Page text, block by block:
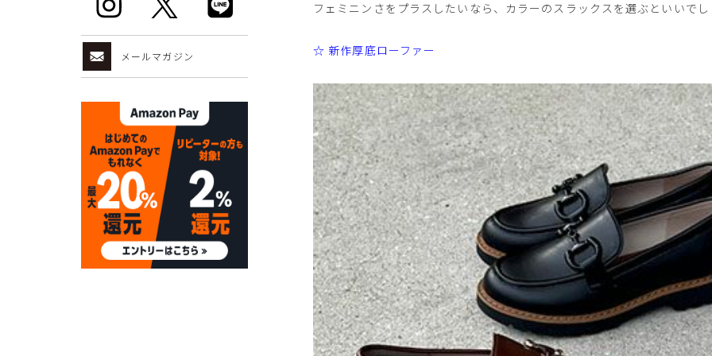
フェミニンさをプラスしたいなら、カラーのスラックスを選ぶといいで
☆ 新作厚底ローファー
メールマガジン